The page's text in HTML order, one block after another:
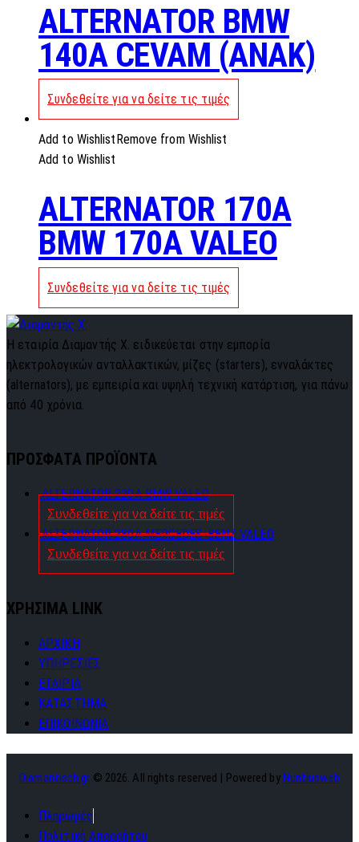
ALTERNATOR BMW
140A CEVAM (ANAK)
Συνδεθείτε για να δείτε τις τιμές
Add to Wishlist Remove from Wishlist
Add to Wishlist
ALTERNATOR 170A
BMW 170A VALEO
Συνδεθείτε για να δείτε τις τιμές
Η εταιρία Διαμαντής Χ. ειδικεύεται στην εμπορία
ηλεκτρολογικών ανταλλακτικών, μίζες (starters), ενναλάκτες
(alternators), με εμπειρία και υψηλή τεχνική κατάρτιση, για πάνω
από 40 χρόνια.
ΠΡΟΣΦΑΤΑ ΠΡΟΪΟΝΤΑ
ALTERNATOR 220A BMW VALEO
Συνδεθείτε για να δείτε τις τιμές
ALTERNATOR 280A MERCEDES-BENZ VALEO
Συνδεθείτε για να δείτε τις τιμές
ΧΡΗΣΙΜΑ LINK
ΑΡΧΙΚΗ
ΥΠΗΡΕΣΙΕΣ
ΕΤΑΙΡΙΑ
ΚΑΤΑΣΤΗΜΑ
ΕΠΙΚΟΙΝΩΝΙΑ
Diamantisch.gr © 2026. All rights reserved | Powered by Nuntiusweb
Πληρωμές
Πολιτική Απορρήτου